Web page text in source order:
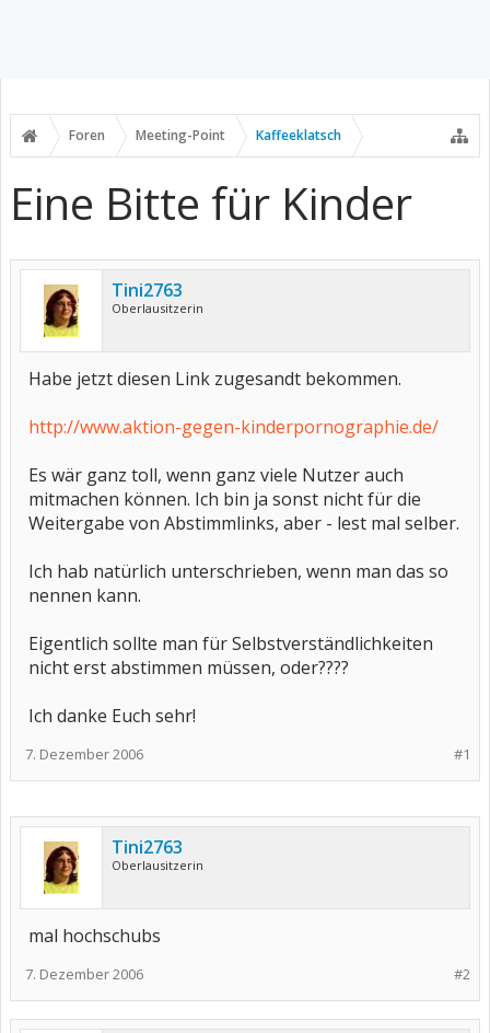
Foren Meeting-Point Kaffeeklatsch
Eine Bitte für Kinder
Tini2763
Oberlausitzerin
Habe jetzt diesen Link zugesandt bekommen.
http://www.aktion-gegen-kinderpornographie.de/
Es wär ganz toll, wenn ganz viele Nutzer auch
mitmachen können. Ich bin ja sonst nicht für die
Weitergabe von Abstimmlinks, aber - lest mal selber.
Ich hab natürlich unterschrieben, wenn man das so
nennen kann.
Eigentlich sollte man für Selbstverständlichkeiten
nicht erst abstimmen müssen, oder????
Ich danke Euch sehr!
#1
7. Dezember 2006
Tini2763
Oberlausitzerin
mal hochschubs
#2
7. Dezember 2006